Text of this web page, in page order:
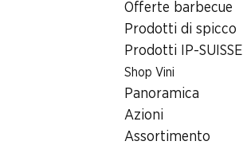
Offerte barbecue
Prodotti di spicco
Prodotti IP-SUISSE
Shop Vini
Panoramica
Azioni
Assortimento
Orari di apertura